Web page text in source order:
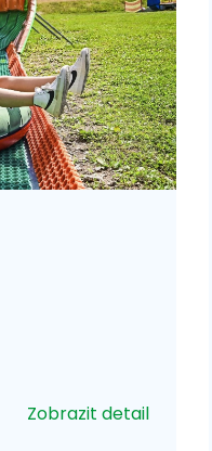
Zobrazit detail